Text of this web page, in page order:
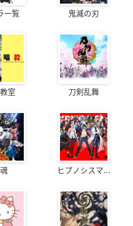
一覧 鬼滅の刃
室 刀剣乱舞
ヒプノシスマ...